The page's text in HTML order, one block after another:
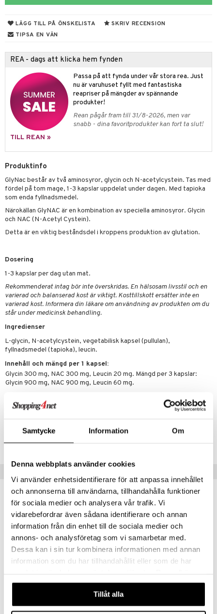
Samtycke Information Om
Denna webbplats använder cookies
Vi använder enhetsidentifierare för att anpassa innehållet
och annonserna till användarna, tillhandahålla funktioner
för sociala medier och analysera vår trafik. Vi
vidarebefordrar även sådana identifierare och annan
information från din enhet till de sociala medier och
annons- och analysföretag som vi samarbetar med.
Dessa kan i sin tur kombinera informationen med annan
information som du har tillhandahållit eller som de har
våra cookies vid fortsatt användande av vår webbplats.
Tillåt alla
LÄGG TILL PÅ ÖNSKELISTA
SKRIV RECENSION
TIPSA EN VÄN
REA - dags att klicka hem fynden
Passa på att fynda under vår stora rea. Just
nu är varuhuset fyllt med fantastiska
reapriser på mängder av spännande
produkter!
Rean pågår fram till 31/8-2026, men var
snabb - dina favoritprodukter kan fort ta slut!
TILL REAN »
Produktinfo
GlyNac består av två aminosyror, glycin och N-acetylcystein. Tas med
fördel på tom mage, 1-3 kapslar uppdelat under dagen. Med tapioka
som enda fyllnadsmedel.
Närokällan GlyNAC är en kombination av speciella aminosyror. Glycin
och NAC (N-Acetyl Cystein).
Detta är en viktig beståndsdel i kroppens produktion av glutation.
Dosering
1-3 kapslar per dag utan mat.
Rekommenderat intag bör inte överskridas. En hälsosam livsstil och en
varierad och balanserad kost är viktigt. Kosttillskott ersätter inte en
varierad kost. Informera din läkare om användning av produkten om du
står under medicinsk behandling.
Ingredienser
L-glycin, N-acetylcystein, vegetabilisk kapsel (pullulan),
fyllnadsmedel (tapioka), leucin.
Innehåll och mängd per 1 kapsel:
Glycin 300 mg, NAC 300 mg, Leucin 20 mg. Mängd per 3 kapslar:
Glycin 900 mg, NAC 900 mg, Leucin 60 mg.
Artikelnr
Lägsta pris senaste 30 dagarna: 279 kr
kampanj -15%
Alpha Plus Astaxantin 4 mg
kampanj -25%
& nötter
& buljong
fot
dusch & tvål
oljor
utan sol
K
svar